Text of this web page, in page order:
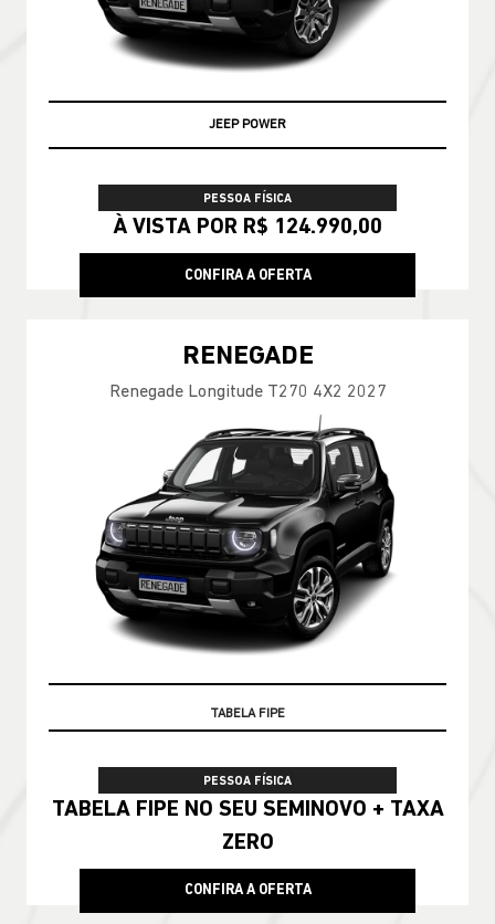
JEEP POWER
PESSOA FÍSICA
À VISTA POR R$ 124.990,00
CONFIRA A OFERTA
RENEGADE
Renegade Longitude T270 4X2 2027
TAXA ZERO
PESSOA FÍSICA
TABELA FIPE NO SEU SEMINOVO + TAXA
ZERO
CONFIRA A OFERTA